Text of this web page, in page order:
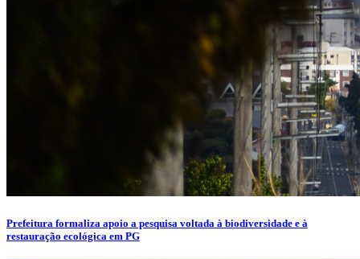
Prefeitura formaliza apoio a pesquisa voltada à biodiversidade e à
restauração ecológica em PG